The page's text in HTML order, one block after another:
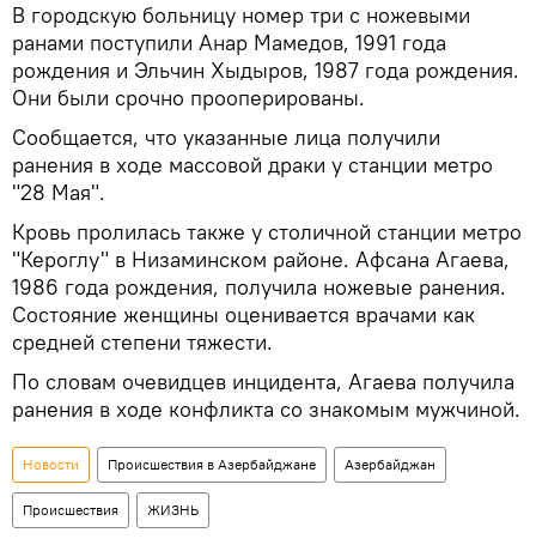
В городскую больницу номер три с ножевыми
ранами поступили Анар Мамедов, 1991 года
рождения и Эльчин Хыдыров, 1987 года рождения.
Они были срочно прооперированы.
Сообщается, что указанные лица получили
ранения в ходе массовой драки у станции метро
"28 Мая".
Кровь пролилась также у столичной станции метро
"Кероглу" в Низаминском районе. Афсана Агаева,
1986 года рождения, получила ножевые ранения.
Состояние женщины оценивается врачами как
средней степени тяжести.
По словам очевидцев инцидента, Агаева получила
ранения в ходе конфликта со знакомым мужчиной.
Новости Происшествия в Азербайджане Азербайджан
Происшествия ЖИЗНЬ